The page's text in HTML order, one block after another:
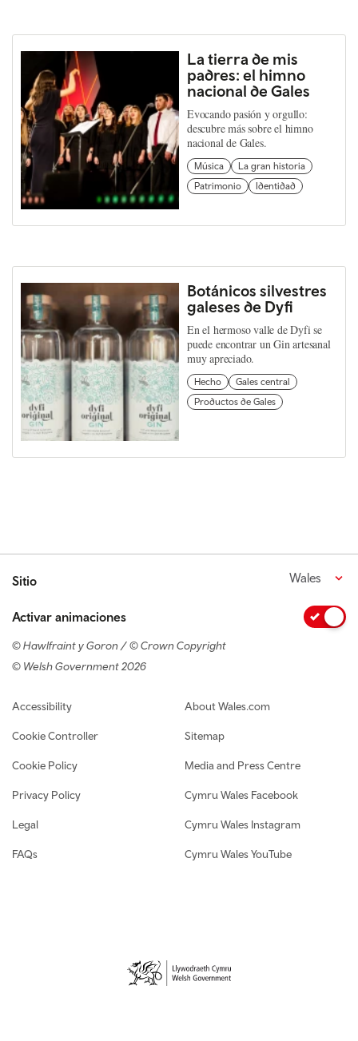
La tierra de mis
padres: el himno
nacional de Gales
Evocando pasión y orgullo:
descubre más sobre el himno
nacional de Gales.
Música
La gran historia
Patrimonio
Identidad
Botánicos silvestres
galeses de Dyfi
En el hermoso valle de Dyfi se
puede encontrar un Gin artesanal
muy apreciado.
Hecho
Gales central
Productos de Gales
Sitio Wales
Activar animaciones
© Hawlfraint y Goron / © Crown Copyright
© Welsh Government 2026
Footer navigation
Accessibility
Cookie Controller
Cookie Policy
Privacy Policy
Legal
FAQs
About Wales.com
Sitemap
Media and Press Centre
Cymru Wales Facebook
Cymru Wales Instagram
Cymru Wales YouTube